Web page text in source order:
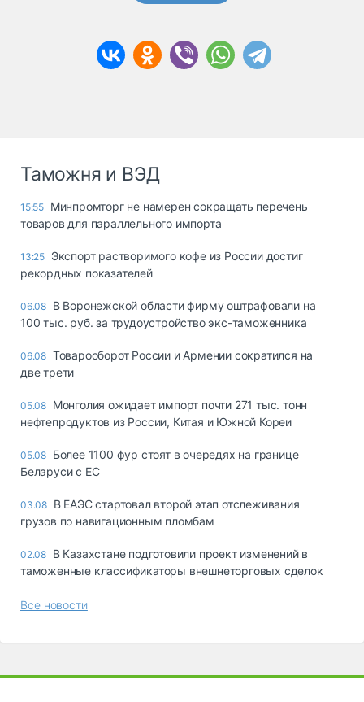
Таможня и ВЭД
15:55 Минпромторг не намерен сокращать перечень
товаров для параллельного импорта
13:25 Экспорт растворимого кофе из России достиг
рекордных показателей
06.08 В Воронежской области фирму оштрафовали на
100 тыс. руб. за трудоустройство экс-таможенника
06.08 Товарооборот России и Армении сократился на
две трети
05.08 Монголия ожидает импорт почти 271 тыс. тонн
нефтепродуктов из России, Китая и Южной Кореи
05.08 Более 1100 фур стоят в очередях на границе
Беларуси с ЕС
03.08 В ЕАЭС стартовал второй этап отслеживания
грузов по навигационным пломбам
02.08 В Казахстане подготовили проект изменений в
таможенные классификаторы внешнеторговых сделок
Все новости